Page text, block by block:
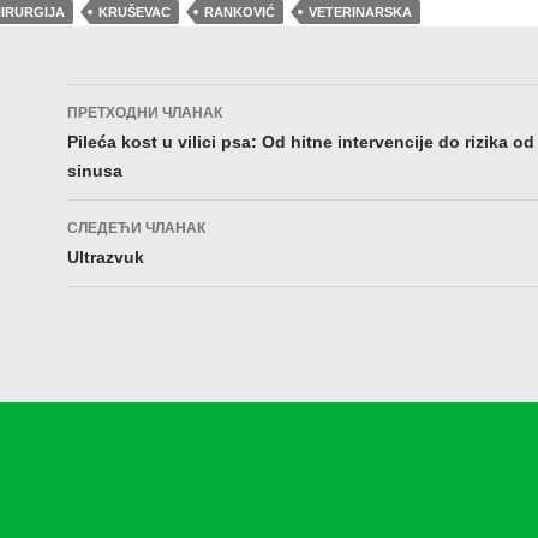
KRUŠEVAC RANKOVIĆ VETERINARSKA
Кретање
чланака
ПРЕТХОДНИ ЧЛАНАК
Pileća kost u vilici psa: Od hitne intervencije do rizika od
sinusa
СЛЕДЕЋИ ЧЛАНАК
Ultrazvuk